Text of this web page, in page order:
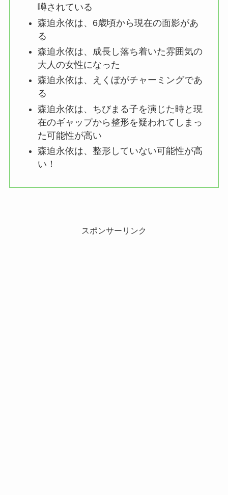
噂されている
森迫永依は、6歳頃から現在の面影があ
る
森迫永依は、成長し落ち着いた雰囲気の
大人の女性になった
森迫永依は、えくぼがチャーミングであ
る
森迫永依は、ちびまる子を演じた時と現
在のギャップから整形を疑われてしまっ
た可能性が高い
森迫永依は、整形していない可能性が高
い！
スポンサーリンク